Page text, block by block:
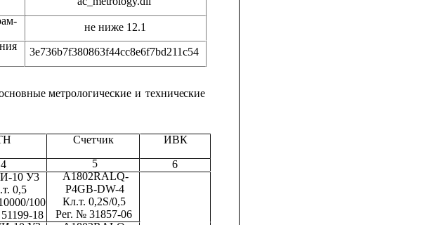
не ниже 12.1
3e736b7f380863f44cc8e6f7bd211c54
метрологические и технические
Счетчик ИВК
6
4
10 У3
0,5
100
18
5
A1802RALQ-
P4GB-DW-4
Кл.т. 0,2S/0,5
Рег. № 31857-06